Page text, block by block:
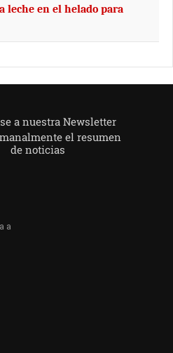
leche en el helado para
a